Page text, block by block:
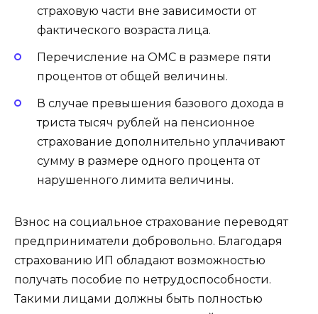
страховую части вне зависимости от
фактического возраста лица.
Перечисление на ОМС в размере пяти
процентов от общей величины.
В случае превышения базового дохода в
триста тысяч рублей на пенсионное
страхование дополнительно уплачивают
сумму в размере одного процента от
нарушенного лимита величины.
Взнос на социальное страхование переводят
предприниматели добровольно. Благодаря
страхованию ИП обладают возможностью
получать пособие по нетрудоспособности.
Такими лицами должны быть полностью